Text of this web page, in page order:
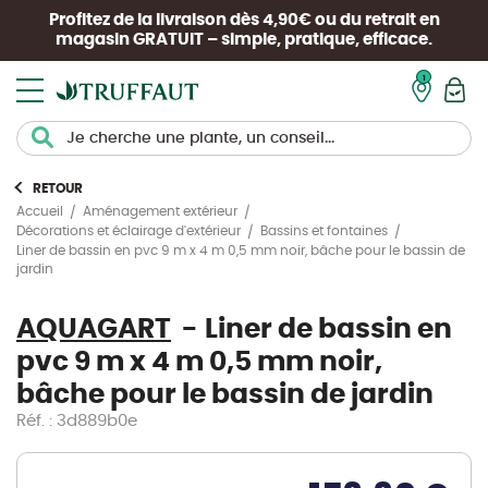
Profitez de la livraison dès 4,90€ ou du retrait en
magasin GRATUIT – simple, pratique, efficace.
RETOUR
Accueil
Aménagement extérieur
Décorations et éclairage d'extérieur
Bassins et fontaines
Liner de bassin en pvc 9 m x 4 m 0,5 mm noir, bâche pour le bassin de
jardin
AQUAGART
Liner de bassin en
pvc 9 m x 4 m 0,5 mm noir,
bâche pour le bassin de jardin
Réf. : 3d889b0e